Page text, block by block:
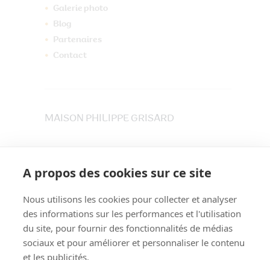
A propos des cookies sur ce site
Nous utilisons les cookies pour collecter et analyser
des informations sur les performances et l'utilisation
du site, pour fournir des fonctionnalités de médias
sociaux et pour améliorer et personnaliser le contenu
et les publicités.
Galerie photo
Blog
Partenaires
Contact
MAISON PHILIPPE GRISARD
Tél. 04 79 84 30 91